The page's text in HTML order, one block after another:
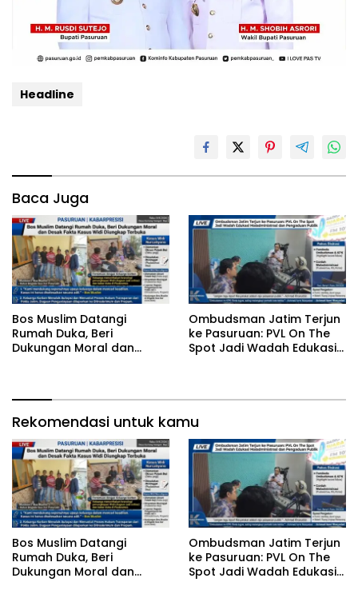
Headline
Baca Juga
‎Bos Muslim Datangi
Rumah Duka, Beri
Dukungan Moral dan
‎Ombudsman Jatim Terjun
ke Pasuruan: PVL On The
Spot Jadi Wadah Edukasi
Rekomendasi untuk kamu
‎Bos Muslim Datangi
Rumah Duka, Beri
Dukungan Moral dan
‎Ombudsman Jatim Terjun
ke Pasuruan: PVL On The
Spot Jadi Wadah Edukasi